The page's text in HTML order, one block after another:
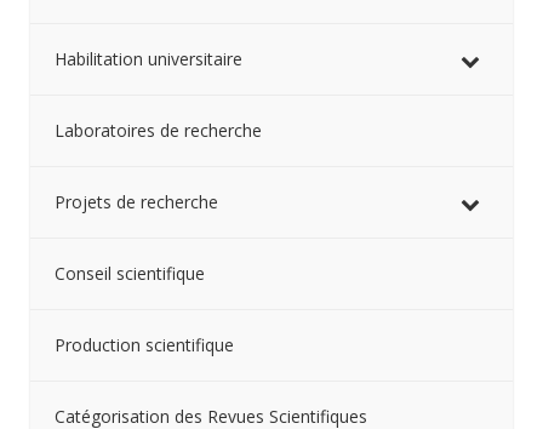
Habilitation universitaire
Laboratoires de recherche
Projets de recherche
Conseil scientifique
Production scientifique
Catégorisation des Revues Scientifiques